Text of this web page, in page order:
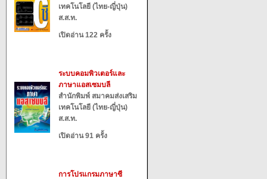
เทคโนโลยี (ไทย-ญี่ปุ่น)
ส.ส.ท.
เปิดอ่าน 122 ครั้ง
ระบบคอมพิวเตอร์และ
ภาษาแอสเซมบลี
สำนักพิมพ์ สมาคมส่งเสริม
เทคโนโลยี (ไทย-ญี่ปุ่น)
ส.ส.ท.
เปิดอ่าน 91 ครั้ง
การโปรแกรมภาษาซี